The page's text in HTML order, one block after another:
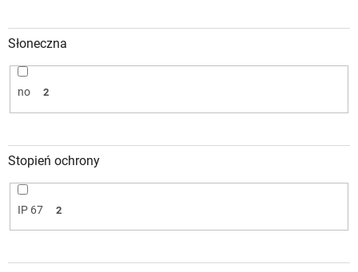
Słoneczna
no 2
Stopień ochrony
IP 67 2